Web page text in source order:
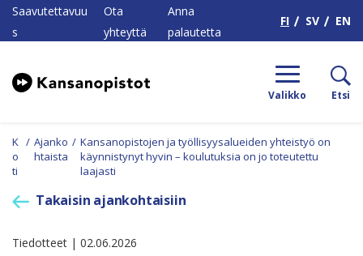
Saavutettavuu
s
Ota
yhteyttä
Anna
palautetta
FI SV EN
Valikko Etsi
K
o
ti
/ Ajanko
htaista
/ Kansanopistojen ja työllisyysalueiden yhteistyö on
käynnistynyt hyvin – koulutuksia on jo toteutettu
laajasti
Takaisin ajankohtaisiin
Tiedotteet | 02.06.2026